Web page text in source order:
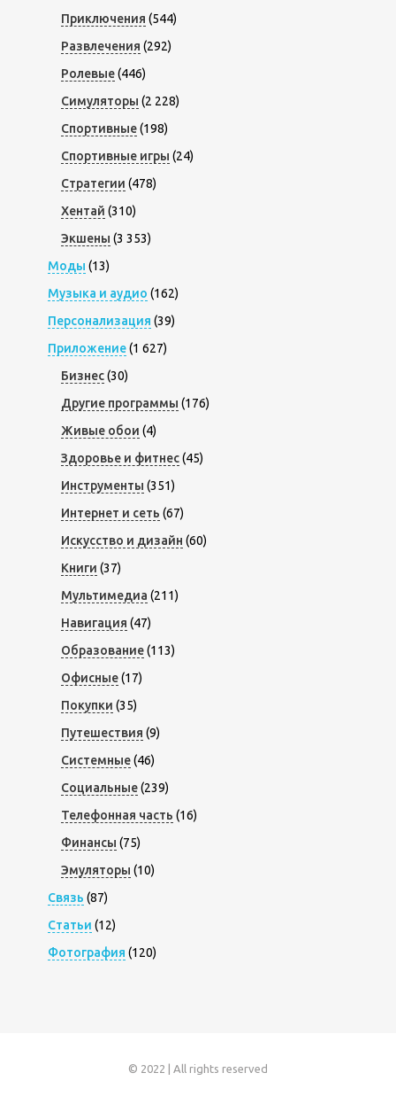
Приключения (544)
Развлечения (292)
Ролевые(446)
Симуляторы (2 228)
Спортивные(198)
Спортивные игры (24)
Стратегии (478)
Хентай (310)
Экшены (3 353)
Моды (13)
Музыка и аудио (162)
Персонализация (39)
Приложение(1 627)
Бизнес(30)
Другие программы (176)
Живые обои (4)
Здоровье и фитнес(45)
Инструменты (351)
Интернет и сеть (67)
Искусство и дизайн (60)
Книги (37)
Мультимедиа (211)
Навигация (47)
Образование(113)
Офисные(17)
Покупки (35)
Путешествия (9)
Системные(46)
Социальные(239)
Телефонная часть (16)
Финансы (75)
Эмуляторы (10)
Связь (87)
Статьи (12)
Фотография (120)
© 2022 | All rights reserved